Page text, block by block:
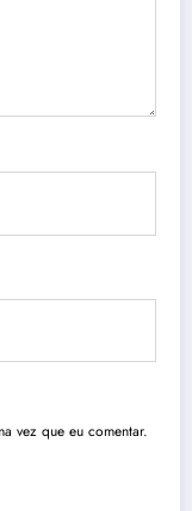
vez que eu comentar.